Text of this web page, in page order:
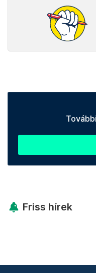
Friss hírek